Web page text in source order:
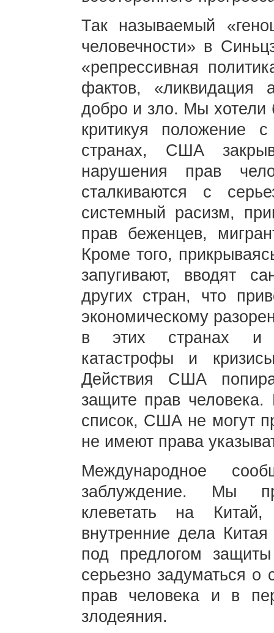
Так называемый
человечности» в
«репрессивная
фактов, «ликвидация
добро и зло. Мы хотели
критикуя положение
странах, США
нарушения прав
сталкиваются с
системный расизм,
прав беженцев,
Кроме того,
запугивают, вводят
других стран, что
экономическому
в этих странах и
катастрофы и
Действия США
защите прав
список, США не могут
не имеют права
Международное
заблуждение. Мы
клеветать на
внутренние дела
под предлогом
серьезно задуматься о
прав человека и в
злодеяния.